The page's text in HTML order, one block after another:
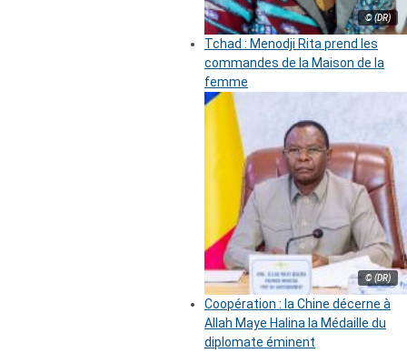
© (DR)
Tchad : Menodji Rita prend les
commandes de la Maison de la
femme
© (DR)
Coopération : la Chine décerne à
Allah Maye Halina la Médaille du
diplomate éminent